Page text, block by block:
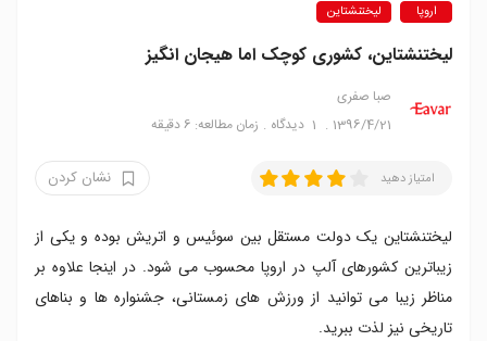
اروپا لیختنشتاین
لیختنشتاین، کشوری کوچک اما هیجان انگیز
صبا صفری
1396/4/21
1 دیدگاه زمان مطالعه: 6 دقیقه
امتیاز دهید نشان کردن
لیختنشتاین یک دولت مستقل بین سوئیس و اتریش بوده و یکی از
زیباترین کشورهای آلپ در اروپا محسوب می شود. در اینجا علاوه بر
مناظر زیبا می توانید از ورزش های زمستانی، جشنواره ها و بناهای
تاریخی نیز لذت ببرید.